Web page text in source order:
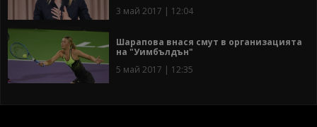
3 май 2017 | 12:04
Шарапова внася смут в организацията
на "Уимбълдън"
5 май 2017 | 12:35